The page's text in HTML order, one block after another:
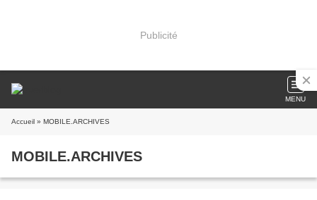
Publicité
MENU
Accueil » MOBILE.ARCHIVES
MOBILE.ARCHIVES